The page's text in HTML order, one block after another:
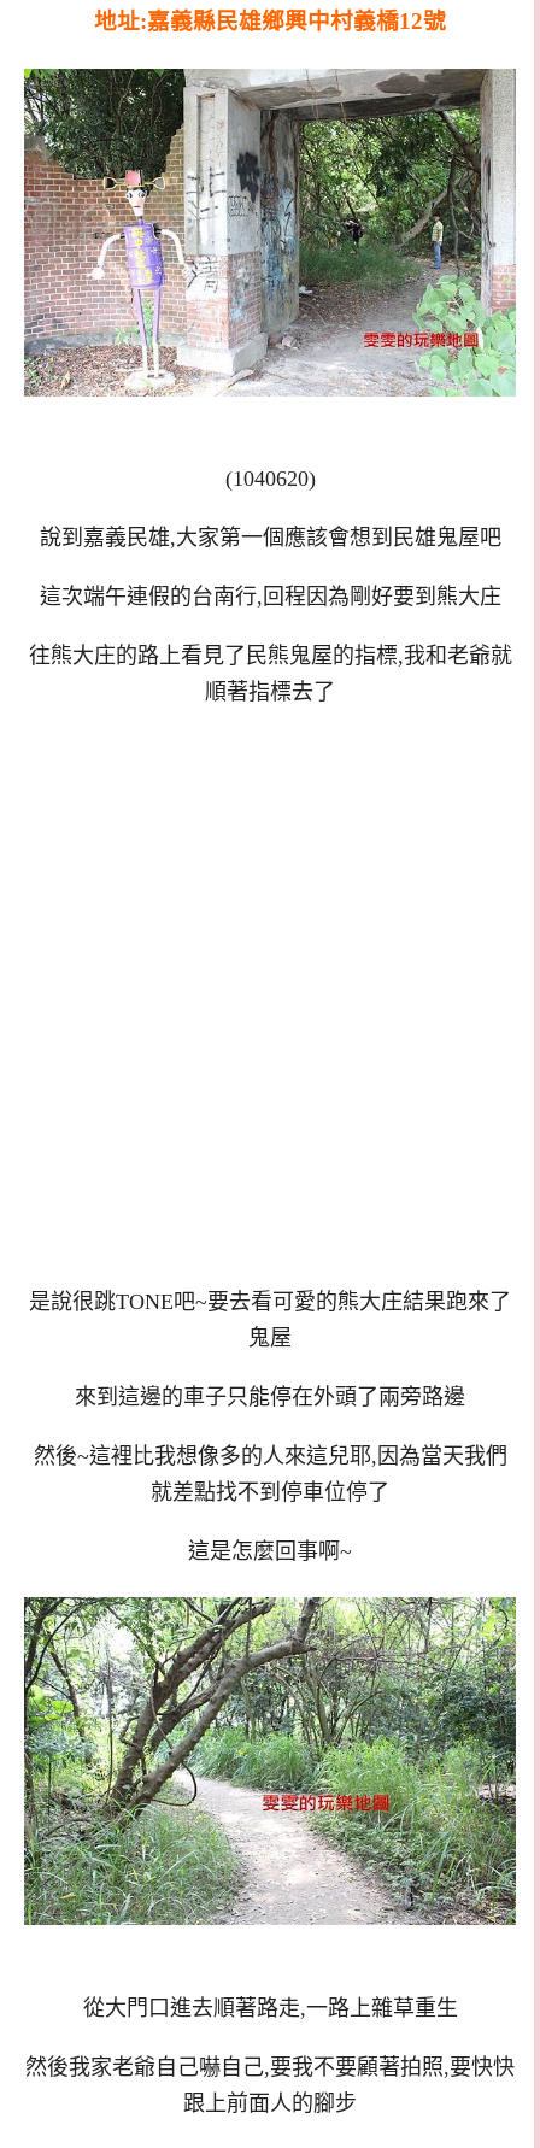
地址:嘉義縣民雄鄉興中村義橋12號
(1040620)
說到嘉義民雄,大家第一個應該會想到民雄鬼屋吧
這次端午連假的台南行,回程因為剛好要到熊大庄
往熊大庄的路上看見了民熊鬼屋的指標,我和老爺就
順著指標去了
是說很跳TONE吧~要去看可愛的熊大庄結果跑來了
鬼屋
來到這邊的車子只能停在外頭了兩旁路邊
然後~這裡比我想像多的人來這兒耶,因為當天我們
就差點找不到停車位停了
這是怎麼回事啊~
從大門口進去順著路走,一路上雜草重生
然後我家老爺自己嚇自己,要我不要顧著拍照,要快快
跟上前面人的腳步